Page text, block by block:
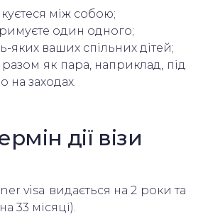
між собою;
один одного;
яких ваших спільних дітей;
як пара, наприклад, під
на заходах.
дії візи
visa видається на 2 роки та
33 місяці).